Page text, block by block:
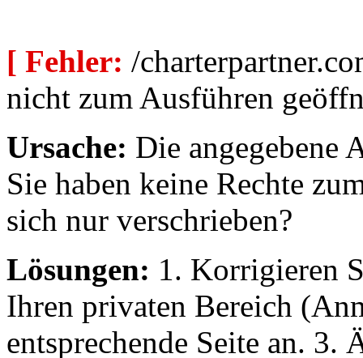
[ Fehler: /
nicht zum Ausführen
Ursache: Die angegebene
Sie haben keine Rechte
sich nur verschrieben?
Lösungen: 1. Korrigieren
Ihren privaten Bereich
entsprechende Seite an. 3.